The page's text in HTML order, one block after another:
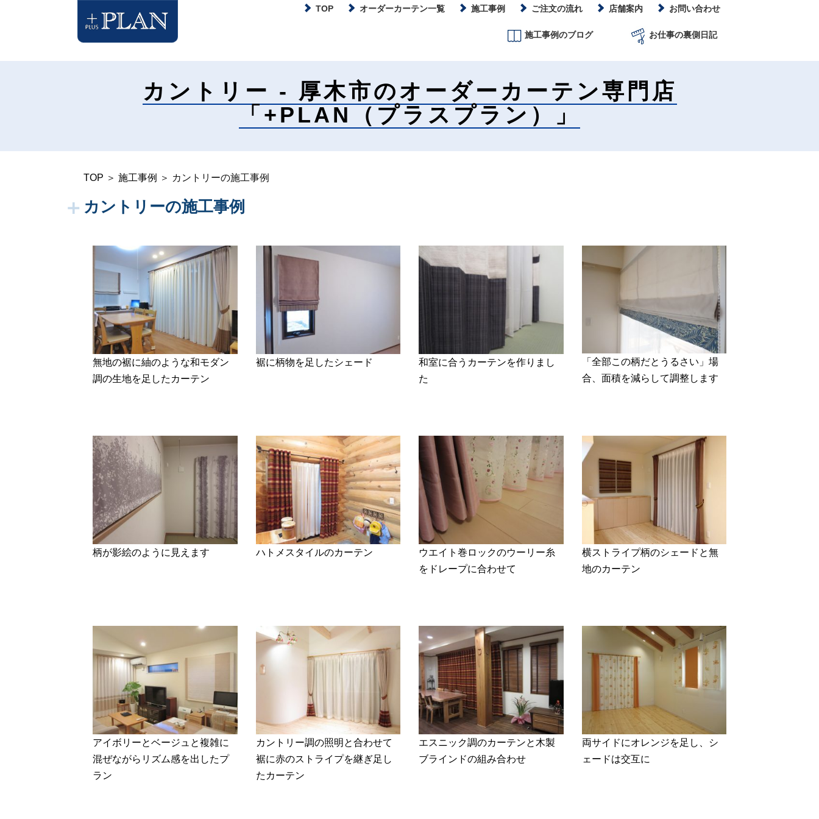
TOP オーダーカーテン一覧 施工事例 ご注文の流れ 店舗案内 お問い合わせ
お仕事の裏側日記
施工事例のブログ
カントリー - 厚木市のオーダーカーテン専門店
「+PLAN（プラスプラン）」
TOP ＞ 施工事例 ＞ カントリーの施工事例
カントリーの施工事例
無地の裾に紬のような和モダン
調の生地を足したカーテン
裾に柄物を足したシェード
和室に合うカーテンを作りまし
た
「全部この柄だとうるさい」場
合、面積を減らして調整します
柄が影絵のように見えます ハトメスタイルのカーテン
ウエイト巻ロックのウーリー糸
をドレープに合わせて
横ストライプ柄のシェードと無
地のカーテン
アイボリーとベージュと複雑に
混ぜながらリズム感を出したプ
ラン
カントリー調の照明と合わせて
裾に赤のストライプを継ぎ足し
たカーテン
エスニック調のカーテンと木製
ブラインドの組み合わせ
両サイドにオレンジを足し、シ
ェードは交互に